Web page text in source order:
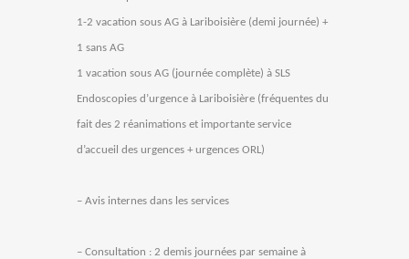
1-2 vacation sous AG à Lariboisière (demi journée) +
1 sans AG
1 vacation sous AG (journée complète) à SLS
Endoscopies d’urgence à Lariboisière (fréquentes du
fait des 2 réanimations et importante service
d’accueil des urgences + urgences ORL)
– Avis internes dans les services
– Consultation : 2 demis journées par semaine à